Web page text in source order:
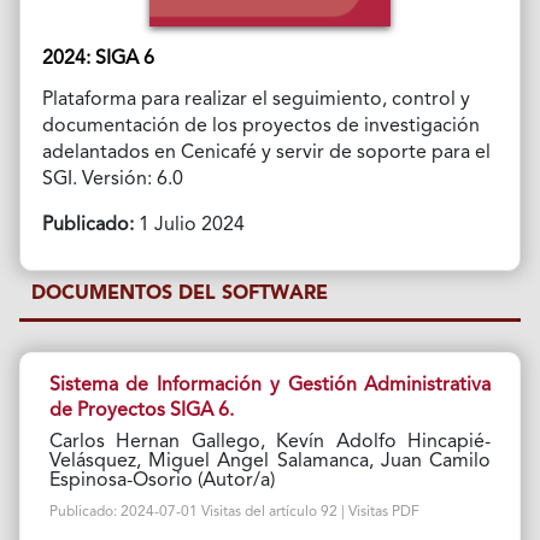
2024: SIGA 6
Plataforma para realizar el seguimiento, control y
documentación de los proyectos de investigación
adelantados en Cenicafé y servir de soporte para el
SGI. Versión: 6.0
Publicado:1 Julio 2024
DOCUMENTOS DEL SOFTWARE
Sistema de Información y Gestión Administrativa
de Proyectos SIGA 6.
Carlos Hernan Gallego, Kevín Adolfo Hincapié-
Velásquez, Miguel Angel Salamanca, Juan Camilo
Espinosa-Osorio (Autor/a)
Publicado: 2024-07-01 Visitas del artículo 92 | Visitas PDF